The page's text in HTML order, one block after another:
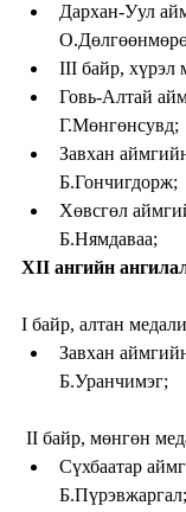
Дархан-Уул
III байр, хүрэл
Говь-Алтай
Г.Мөнгөнсувд;
Завхан
Б.Гончигдорж;
Хөвсгөл
Б.Нямдаваа;
XII ангийн
I байр, алтан
Завхан
Б.Уранчимэг;
II байр, мөнгөн
Сүхбаатар